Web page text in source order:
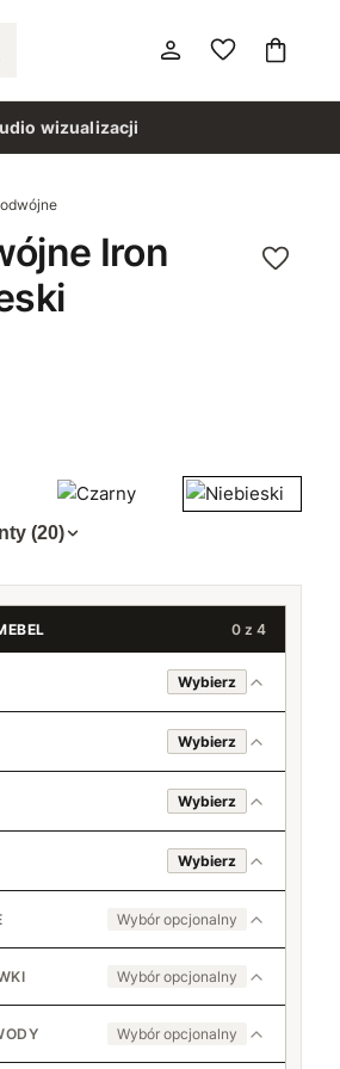
wizualizacji
Iron
(20)
0 z 4
Wybierz
+2 zł
+4 zł
+6 zł
+8 zł
Wybierz
+21 zł
+41 zł
+62 zł
Wybierz
+150 zł
Wybierz
Wybór opcjonalny
Wybór opcjonalny
Wybór opcjonalny